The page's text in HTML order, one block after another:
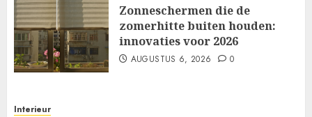
Zonneschermen die de
zomerhitte buiten houden:
innovaties voor 2026
AUGUSTUS 6, 2026 0
Interieur